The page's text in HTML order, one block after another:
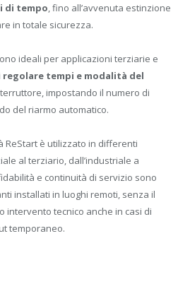
di tempo, fino all’avvenuta estinzione
in totale sicurezza.
ideali per applicazioni terziarie e
regolare tempi e modalità del
impostando il numero di
del riarmo automatico.
ReStart è utilizzato in differenti
al terziario, dall’industriale a
e continuità di servizio sono
installati in luoghi remoti, senza il
intervento tecnico anche in casi di
temporaneo.